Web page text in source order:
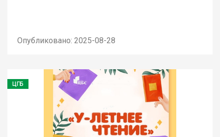
Опубликовано: 2025-08-28
ЦГБ